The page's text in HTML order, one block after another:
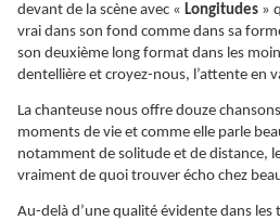
devant de la scène avec « Longitudes »
vrai dans son fond comme dans sa
son deuxième long format dans les
dentellière et croyez-nous, l’attente en
La chanteuse nous offre douze
moments de vie et comme elle parle
notamment de solitude et de distance,
vraiment de quoi trouver écho chez
Au-delà d’une qualité évidente dans les